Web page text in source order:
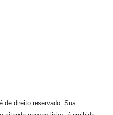
de direito reservado. Sua